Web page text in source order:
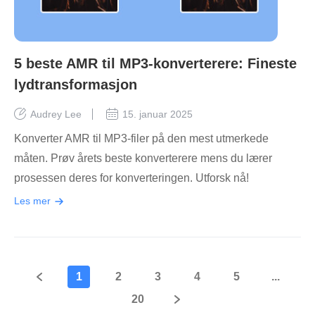
5 beste AMR til MP3-konverterere: Fineste
lydtransformasjon
Audrey Lee 15. januar 2025
Konverter AMR til MP3-filer på den mest utmerkede
måten. Prøv årets beste konverterere mens du lærer
prosessen deres for konverteringen. Utforsk nå!
Les mer
1 2 3 4 5
...
20